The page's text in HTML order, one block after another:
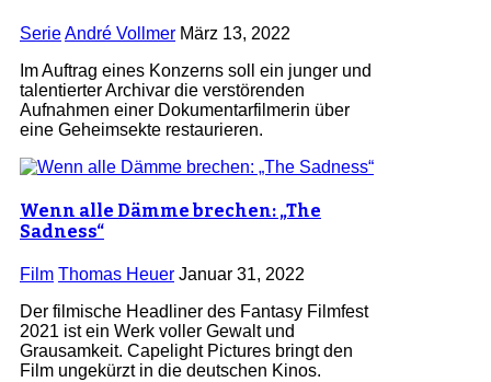
SerieAndré Vollmer März 13, 2022
Im Auftrag eines Konzerns soll ein junger und
talentierter Archivar die verstörenden
Aufnahmen einer Dokumentarfilmerin über
eine Geheimsekte restaurieren.
Wenn alle Dämme brechen: „The
Sadness“
Film Thomas Heuer Januar 31, 2022
Der filmische Headliner des Fantasy Filmfest
2021 ist ein Werk voller Gewalt und
Grausamkeit. Capelight Pictures bringt den
Film ungekürzt in die deutschen Kinos.